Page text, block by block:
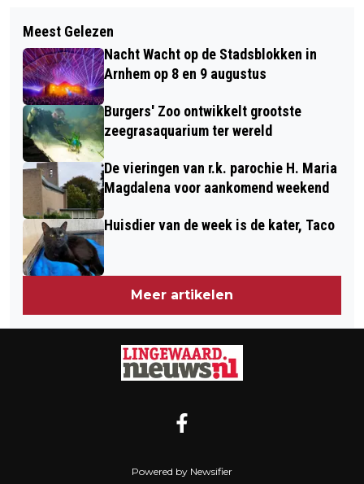
GOUD VOOR ENOLA EN NYLAH:
NEDERLANDS KAMPIOEN
BLOEMWERK!
SCHOLENMARKT REGIO ARNHEM OP
10 APRIL IN HET STADHUIS
Meest Gelezen
Nacht Wacht op de Stadsblokken in
Arnhem op 8 en 9 augustus
Burgers' Zoo ontwikkelt grootste
zeegrasaquarium ter wereld
De vieringen van r.k. parochie H. Maria
Magdalena voor aankomend weekend
Huisdier van de week is de kater, Taco
Meer artikelen
Powered by Newsifier